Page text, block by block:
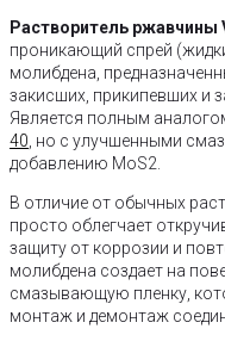
Растворитель ржавчины
проникающий спрей
молибдена,
закисших, прикипевших и
Является полным
40 , но с улучшенными
добавлению MoS2.
В отличие от обычных
просто облегчает
защиту от коррозии и
молибдена создает на
смазывающую пленку,
монтаж и демонтаж